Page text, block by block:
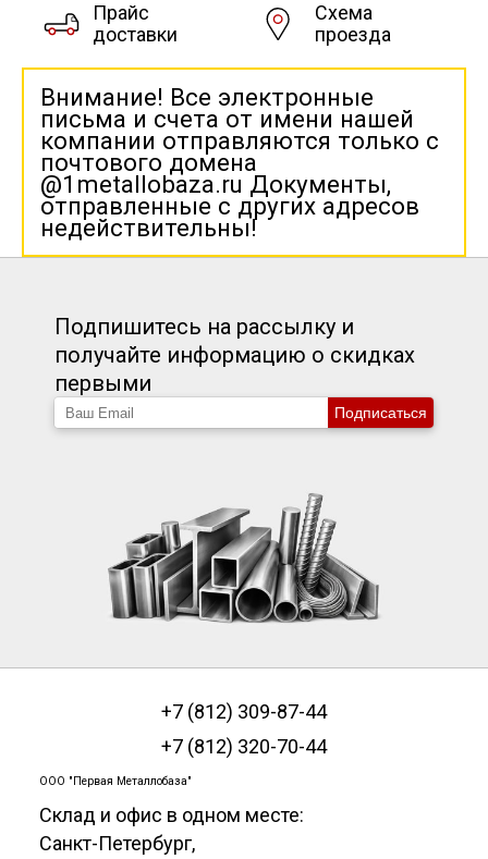
Прайс
доставки
Схема
проезда
Внимание! Все электронные
письма и счета от имени нашей
компании отправляются только с
почтового домена
@1metallobaza.ru Документы,
отправленные с других адресов
недействительны!
Подпишитесь на рассылку и
получайте информацию о скидках
первыми
Подписаться
+7 (812) 309-87-44
+7 (812) 320-70-44
ООО "Первая Металлобаза"
Склад и офис в одном месте:
Санкт-Петербург,